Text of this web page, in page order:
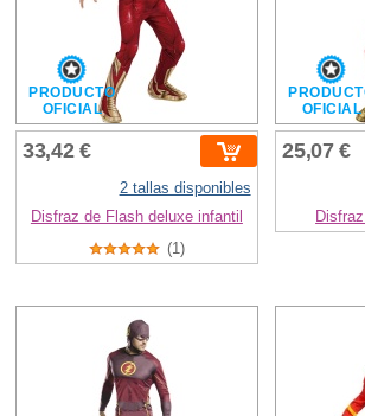
PRODUCTO
OFICIAL
33,42 €
2 tallas disponibles
Disfraz de Flash deluxe infantil
(1)
OFICIAL
25,07 €